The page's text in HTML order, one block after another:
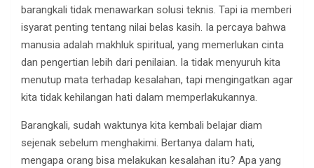
barangkali tidak menawarkan solusi teknis. Tapi ia memberi
isyarat penting tentang nilai belas kasih. Ia percaya bahwa
manusia adalah makhluk spiritual, yang memerlukan cinta
dan pengertian lebih dari penilaian. Ia tidak menyuruh kita
menutup mata terhadap kesalahan, tapi mengingatkan agar
kita tidak kehilangan hati dalam memperlakukannya.
Barangkali, sudah waktunya kita kembali belajar diam
sejenak sebelum menghakimi. Bertanya dalam hati,
mengapa orang bisa melakukan kesalahan itu? Apa yang